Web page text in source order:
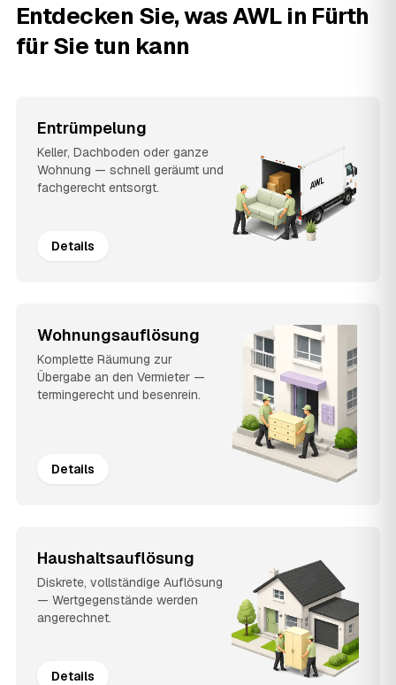
Entdecken Sie, was AWL in Fürth
für Sie tun kann
Entrümpelung
Keller, Dachboden oder ganze
Wohnung — schnell geräumt und
fachgerecht entsorgt.
Details
Wohnungsauflösung
Komplette Räumung zur
Übergabe an den Vermieter —
termingerecht und besenrein.
Details
Haushaltsauflösung
Diskrete, vollständige Auflösung
— Wertgegenstände werden
angerechnet.
Details